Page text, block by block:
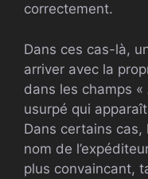
correctement.
Dans ces cas-là,
arriver avec la
dans les champs «
usurpé qui
Dans certains
nom de
plus convaincant,